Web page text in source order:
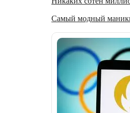
Самый модный